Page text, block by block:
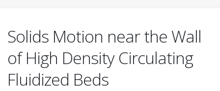
Solids Motion near the Wall
of High Density Circulating
Fluidized Beds